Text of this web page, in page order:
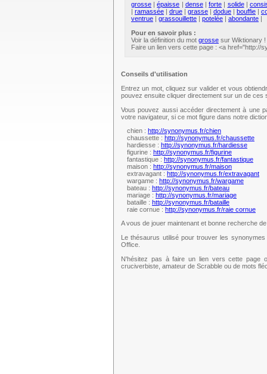
grosse |épaisse | dense|forte | solide|
| ramassée | drue | grasse | dodue | bouffie |
ventrue | grassouillette | potelée | abondante |
Pour en savoir plus :
Voir la définition du mot grosse sur Wiktionary !
Faire un lien vers cette page : <a href="http://
Conseils d'utilisation
Entrez un mot, cliquez sur valider et vous
pouvez ensuite cliquer directement sur un de
Vous pouvez aussi accéder directement à une
votre navigateur, si ce mot figure dans notre
chien : http://synonymus.fr/chien
chaussette : http://synonymus.fr/chaussette
hardiesse : http://synonymus.fr/hardiesse
figurine : http://synonymus.fr/figurine
fantastique : http://synonymus.fr/fantastique
maison : http://synonymus.fr/maison
extravagant : http://synonymus.fr/extravagant
wargame : http://synonymus.fr/wargame
bateau : http://synonymus.fr/bateau
mariage : http://synonymus.fr/mariage
bataille : http://synonymus.fr/bataille
raie cornue : http://synonymus.fr/raie cornue
A vous de jouer maintenant et bonne recherche
Le thésaurus utilisé pour trouver les
Office.
N'hésitez pas à faire un lien vers cette
cruciverbiste, amateur de Scrabble ou de mots